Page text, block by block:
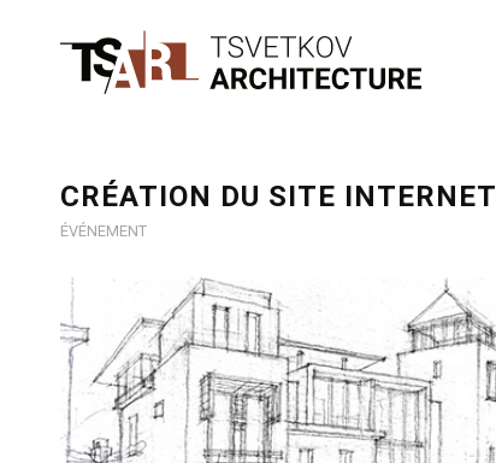
CRÉATION DU SITE INTERNET
ÉVÉNEMENT